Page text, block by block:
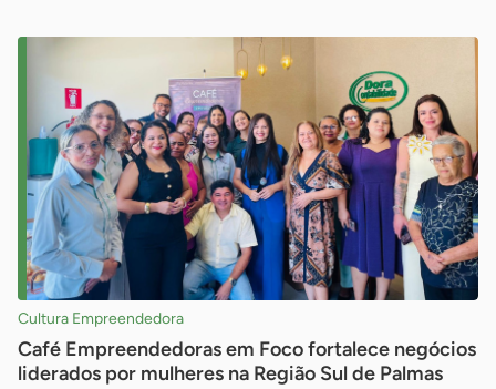
Cultura Empreendedora
Café Empreendedoras em Foco fortalece negócios
liderados por mulheres na Região Sul de Palmas